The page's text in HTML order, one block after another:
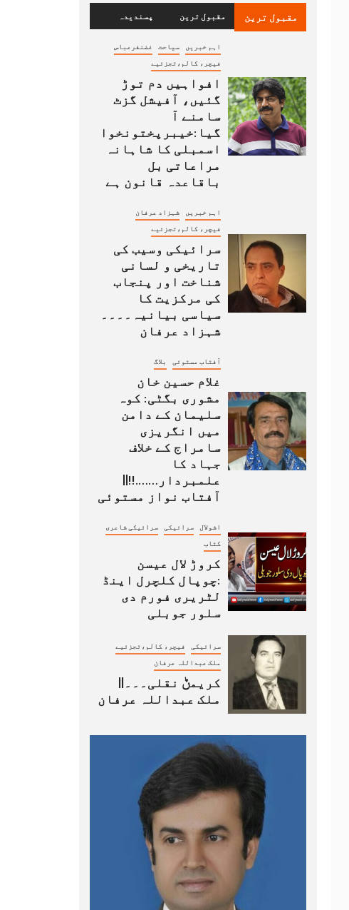
مقبول ترین مقبول ترین پسندیدہ
اہم خبریں سیاحت غضنفرعباس
فیچر، کالم،تجزئیے
افواہیں دم توڑ
گئیں، آفیشل گزٹ
سامنے آ
گیا:خیبرپختونخوا
اسمبلی کا شاہانہ
مراعاتی بل
باقاعدہ قانون ہے
اہم خبریں شہزاد عرفان
فیچر، کالم،تجزئیے
سرائیکی وسیب کی
تاریخی و لسانی
شناخت اور پنجاب
کی مرکزیت کا
سیاسی بیانیہ۔۔۔۔
شہزاد عرفان
آفتاب مستوئی بلاگ
غلام حسین خان
مشوری بگٹی: کوہ
سلیمان کے دامن
میں انگریزی
سامراج کے خلاف
جہاد کا
علمبردار…….!!||
آفتاب نواز مستوئی
اشولال سرائیکی سرائیکی شاعری
کتاب
کروڑ لال عیسن
:چوپال کلچرل اینڈ
لٹریری فورم دی
سلور جوبلی
سرائیکی فیچر، کالم،تجزئیے
ملک عبداللہ عرفان
کریمݨ نقلی۔۔۔||
ملک عبداللہ عرفان